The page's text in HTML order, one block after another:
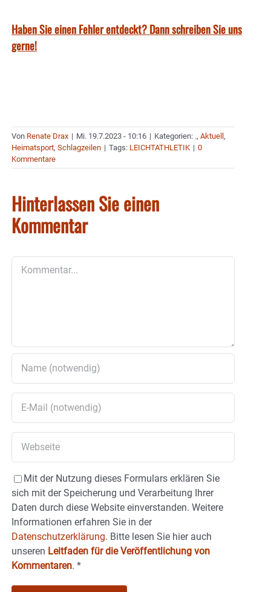
Haben Sie einen Fehler entdeckt? Dann schreiben Sie uns
gerne!
Von Renate Drax | Mi. 19.7.2023 - 10:16 | Kategorien: ., Aktuell ,
Heimatsport, Schlagzeilen | Tags: LEICHTATHLETIK | 0
Kommentare
Hinterlassen Sie einen
Kommentar
Mit der Nutzung dieses Formulars erklären Sie
sich mit der Speicherung und Verarbeitung Ihrer
Daten durch diese Website einverstanden. Weitere
Informationen erfahren Sie in der
Datenschutzerklärung. Bitte lesen Sie hier auch
unseren Leitfaden für die Veröffentlichung von
Kommentaren. *